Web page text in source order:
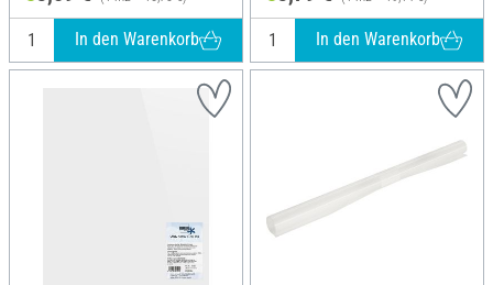
In den Warenkorb In den Warenkorb